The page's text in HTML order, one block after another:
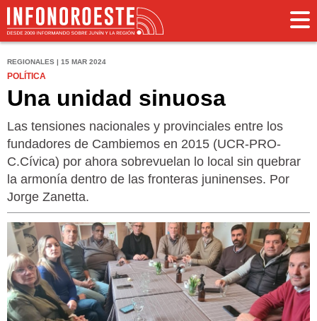
REGIONALES | 15 MAR 2024
POLÍTICA
Una unidad sinuosa
Las tensiones nacionales y provinciales entre los
fundadores de Cambiemos en 2015 (UCR-PRO-
C.Cívica) por ahora sobrevuelan lo local sin quebrar
la armonía dentro de las fronteras juninenses. Por
Jorge Zanetta.